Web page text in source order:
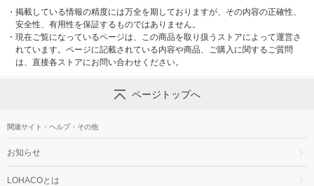
・ 掲載している情報の精度には万全を期しておりますが、その内容の正確性、
安全性、有用性を保証するものではありません。
・ 現在ご覧になっているページは、この商品を取り扱うストアによって運営さ
れています。ページに記載されている内容や商品、ご購入に関するご質問
は、直接各ストアにお問い合わせください。
ページトップへ
関連サイト・ヘルプ・その他
お知らせ
LOHACOとは